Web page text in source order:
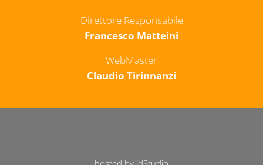
Direttore Responsabile
Francesco Matteini
WebMaster
Claudio Tirinnanzi